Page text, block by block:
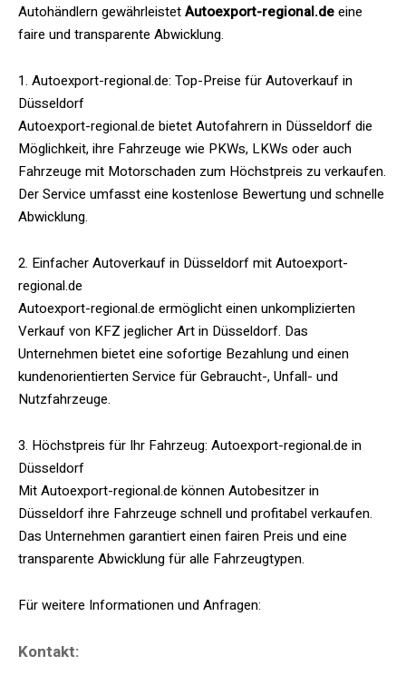
Autohändlern gewährleistetAutoexport-regional.deeine
faire und transparente Abwicklung.
1. Autoexport-regional.de: Top-Preise für Autoverkauf in
Düsseldorf
Autoexport-regional.de bietet Autofahrern in Düsseldorf die
Möglichkeit, ihre Fahrzeuge wie PKWs, LKWs oder auch
Fahrzeuge mit Motorschaden zum Höchstpreis zu verkaufen.
Der Service umfasst eine kostenlose Bewertung und schnelle
Abwicklung.
2. Einfacher Autoverkauf in Düsseldorf mit Autoexport-
regional.de
Autoexport-regional.de ermöglicht einen unkomplizierten
Verkauf von KFZ jeglicher Art in Düsseldorf. Das
Unternehmen bietet eine sofortige Bezahlung und einen
kundenorientierten Service für Gebraucht-, Unfall- und
Nutzfahrzeuge.
3. Höchstpreis für Ihr Fahrzeug: Autoexport-regional.de in
Düsseldorf
Mit Autoexport-regional.de können Autobesitzer in
Düsseldorf ihre Fahrzeuge schnell und profitabel verkaufen.
Das Unternehmen garantiert einen fairen Preis und eine
transparente Abwicklung für alle Fahrzeugtypen.
Für weitere Informationen und Anfragen:
Kontakt: